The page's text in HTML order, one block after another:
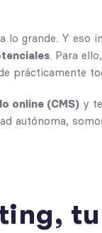
lo grande. Y eso
. Para
prácticamente
online (CMS) y
autónoma,
ing, tu